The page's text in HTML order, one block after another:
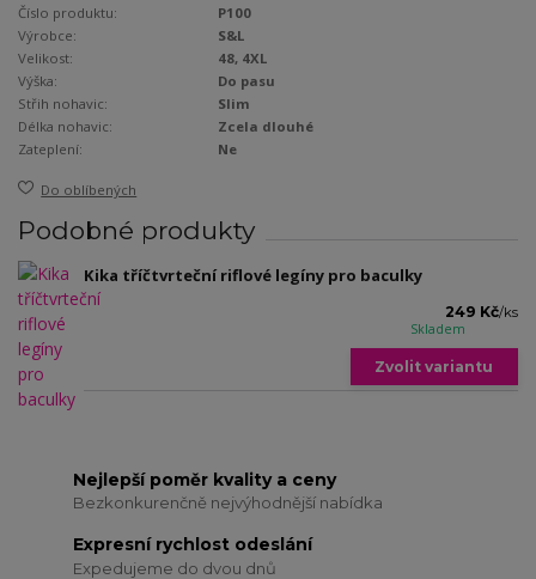
Číslo produktu:
P100
Výrobce:
S&L
Velikost:
48, 4XL
Výška:
Do pasu
Střih nohavic:
Slim
Délka nohavic:
Zcela dlouhé
Zateplení:
Ne
Do oblíbených
Podobné produkty
Kika tříčtvrteční riflové legíny pro baculky
249 Kč/ks
Skladem
Zvolit variantu
Nejlepší poměr kvality a ceny
Bezkonkurenčně nejvýhodnější nabídka
Expresní rychlost odeslání
Expedujeme do dvou dnů